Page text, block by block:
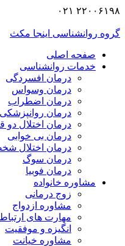
۰۲۱
روانشناسی اینجا مکث
صفحه اصلی
خدمات روانشناسی
درمان افسردگی
درمان وسواس
درمان اضطراب
درمان روانپزشکی
درمان اختلال دو قطبی
درمان بی خوابی
درمان اختلال شخصیت
درمان سوگ
درمان فوبیا
مشاوره خانواده
زوج درمانی
مشاوره ازدواج
مهارت های ارتباطی
انگیزه و موفقیت
مشاوره خیانت